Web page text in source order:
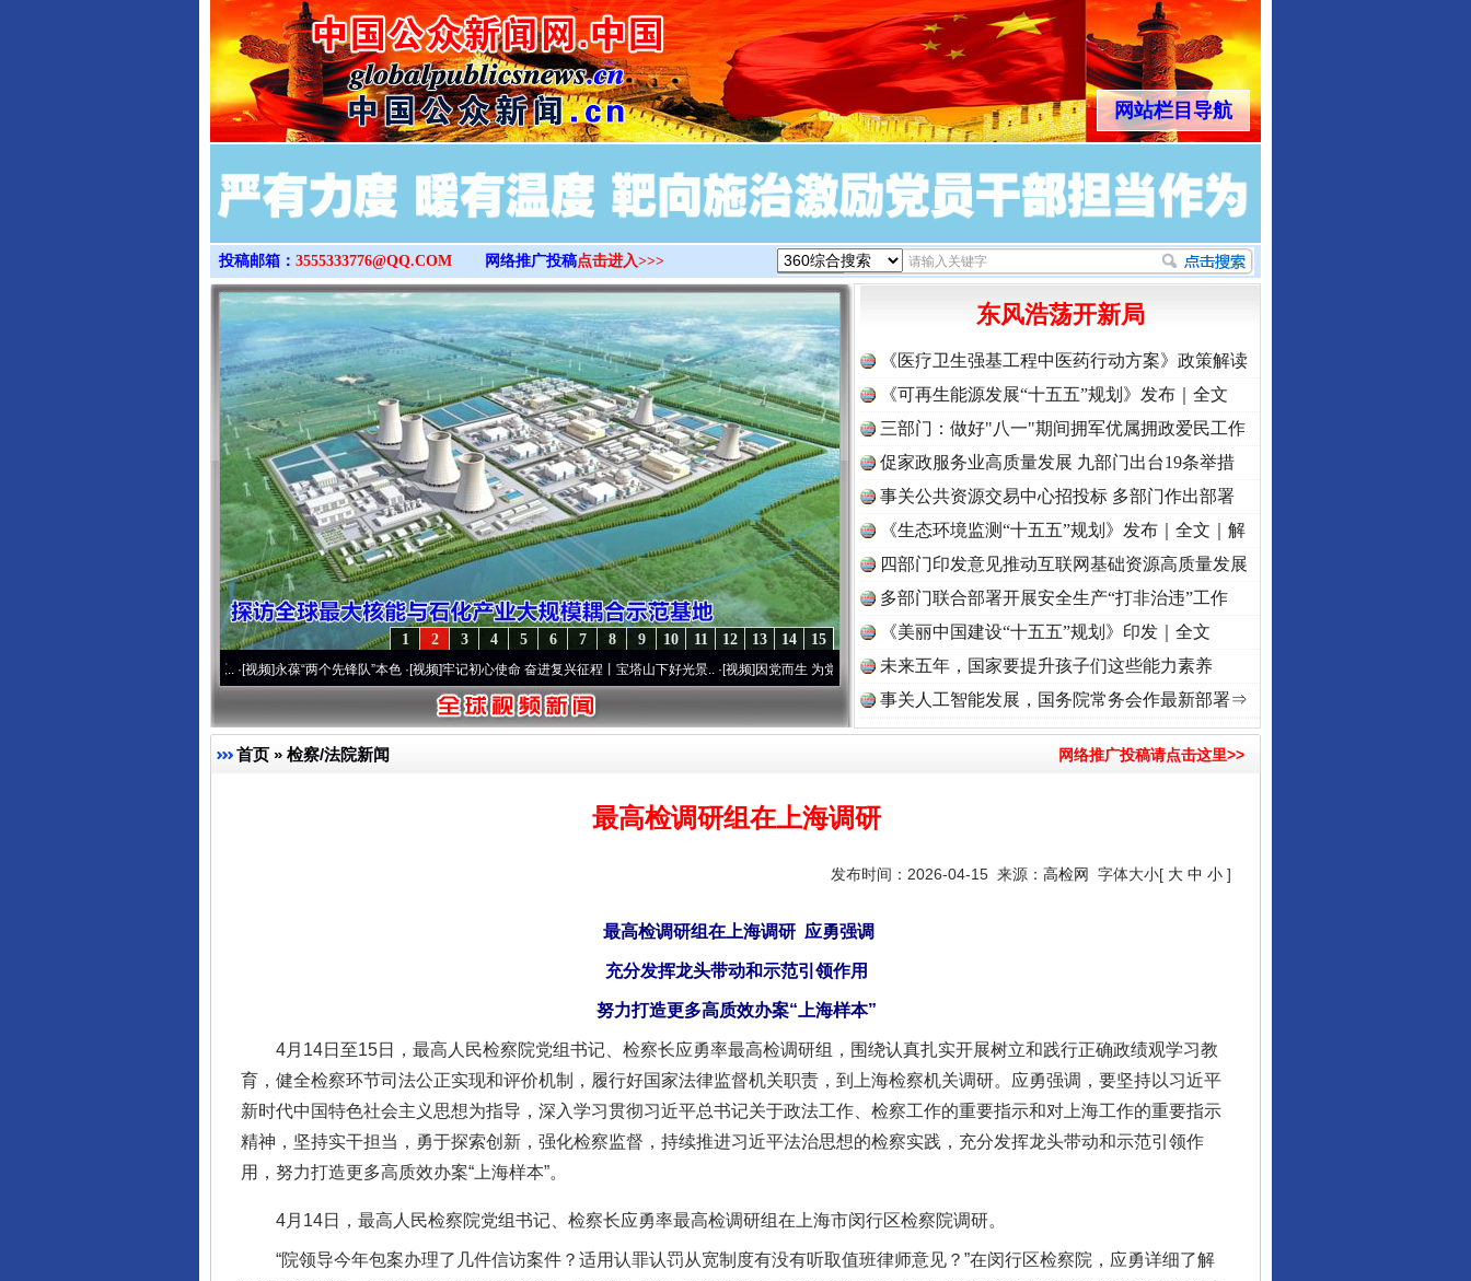
>
网站栏目导航
投稿邮箱： 3555333776@QQ.COM 网络推广投稿点击进入>>>
15
14
13
12
11
10
9
8
7
6
5
4
3
2
1
永葆“两个先锋队”本色·[视频]牢记初心使命 奋进复兴征程丨宝塔山下好光景..·[视频]因党而生 为党而战——百年“纪”事⑧加强纪律.. ·[视频]牢记初心使命 奋进复兴征程丨“转折之城”激荡..
东风浩荡开新局
《医疗卫生强基工程中医药行动方案》政策解读
《可再生能源发展“十五五”规划》发布｜全文
三部门：做好"八一"期间拥军优属拥政爱民工作
促家政服务业高质量发展 九部门出台19条举措
事关公共资源交易中心招投标 多部门作出部署
《生态环境监测“十五五”规划》发布｜全文｜解
读
四部门印发意见推动互联网基础资源高质量发展
多部门联合部署开展安全生产“打非治违”工作
《美丽中国建设“十五五”规划》印发｜全文
未来五年，国家要提升孩子们这些能力素养
事关人工智能发展，国务院常务会作最新部署⇒
首页 » 检察/法院新闻 网络推广投稿请点击这里>>
最高检调研组在上海调研
发布时间：2026-04-15 来源： 高检网 字体大小[ 大 中 小 ]
最高检调研组在上海调研 应勇强调
充分发挥龙头带动和示范引领作用
努力打造更多高质效办案“上海样本”
4月14日至15日，最高人民检察院党组书记、检察长应勇率最高检调研组，围绕认真扎实开展树立和践行正确政绩观学习教
育，健全检察环节司法公正实现和评价机制，履行好国家法律监督机关职责，到上海检察机关调研。应勇强调，要坚持以习近平
新时代中国特色社会主义思想为指导，深入学习贯彻习近平总书记关于政法工作、检察工作的重要指示和对上海工作的重要指示
精神，坚持实干担当，勇于探索创新，强化检察监督，持续推进习近平法治思想的检察实践，充分发挥龙头带动和示范引领作
用，努力打造更多高质效办案“上海样本”。
4月14日，最高人民检察院党组书记、检察长应勇率最高检调研组在上海市闵行区检察院调研。
“院领导今年包案办理了几件信访案件？适用认罪认罚从宽制度有没有听取值班律师意见？”在闵行区检察院，应勇详细了解